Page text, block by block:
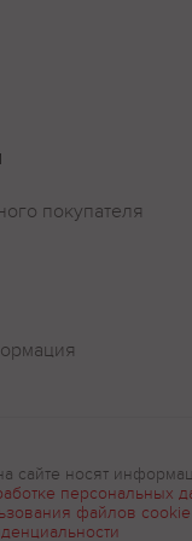
отзыв
покупателя
сайте носят
персональных
файлов cookie